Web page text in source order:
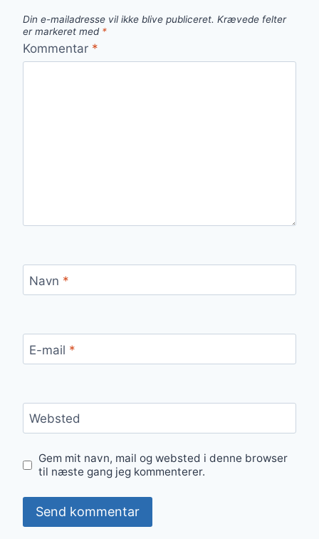
Din e-mailadresse vil ikke blive publiceret. Krævede felter
er markeret med *
Kommentar *
Navn *
E-mail *
Websted
Gem mit navn, mail og websted i denne browser
til næste gang jeg kommenterer.